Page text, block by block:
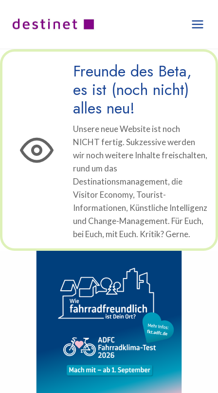
Inhalt
springen
Freunde des Beta,
es ist (noch nicht)
alles neu!
Unsere neue Website ist noch
NICHT fertig. Sukzessive werden
wir noch weitere Inhalte freischalten,
rund um das
Destinationsmanagement, die
Visitor Economy, Tourist-
Informationen, Künstliche Intelligenz
und Change-Management. Für Euch,
bei Euch, mit Euch. Kritik? Gerne.